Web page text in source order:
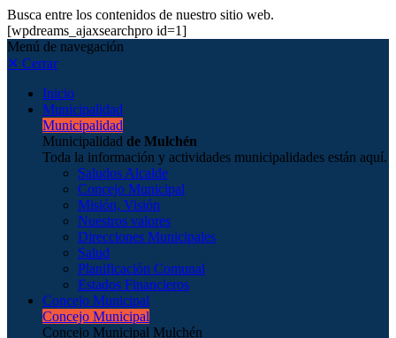
Busca entre los contenidos de nuestro sitio web.
[wpdreams_ajaxsearchpro id=1]
Menú de navegación
✕ Cerrar
Inicio
Municipalidad
Municipalidad
Municipalidad de Mulchén
Toda la información y actividades municipalidades están aquí.
Saludos Alcalde
Concejo Municipal
Misión, Visión
Nuestros valores
Direcciones Municipales
Salud
Planificación Comunal
Estados Financieros
Concejo Municipal
Concejo Municipal
Concejo Municipal Mulchén